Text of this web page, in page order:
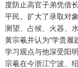
度防止高官子弟凭借
平民。扩大了录取对
测望、占候、火器、
黄宗羲并认为“学贵履
学习观点与他深受阳
宗羲在今浙江宁波、